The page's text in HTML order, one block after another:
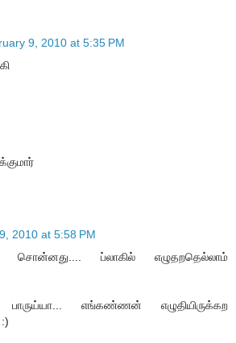
9, 2010 at 5:35 PM
2010 at 5:58 PM
சொன்னது.... ப்லாகில் எழுதறதெல்லாம்
எங்கண்ணன் எழுதியிருக்கற